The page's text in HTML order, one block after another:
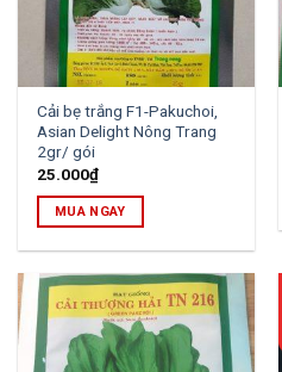
Cải bẹ trắng F1-Pakuchoi,
Asian Delight Nông Trang
2gr/ gói
25.000₫
MUA NGAY